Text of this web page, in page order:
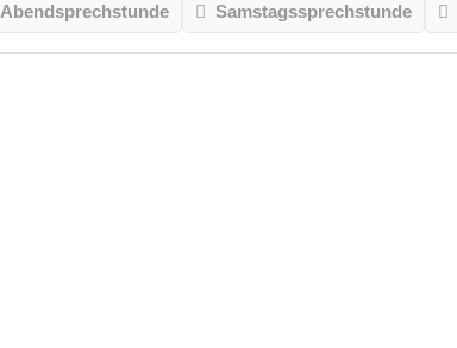
Abendsprechstunde Samstagssprechstunde